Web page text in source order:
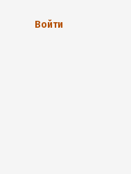
Войти